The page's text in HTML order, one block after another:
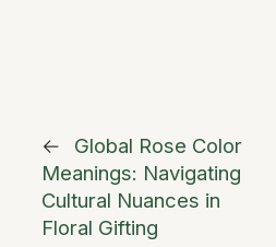
←
Global Rose Color
Meanings: Navigating
Cultural Nuances in
Floral Gifting